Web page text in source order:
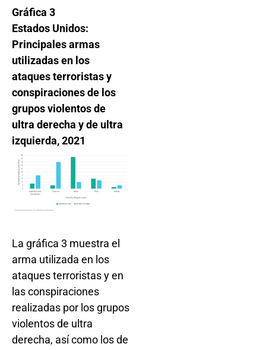
Gráfica 3
Estados Unidos:
Principales armas
utilizadas en los
ataques terroristas y
conspiraciones de los
grupos violentos de
ultra derecha y de ultra
izquierda, 2021
La gráfica 3 muestra el
arma utilizada en los
ataques terroristas y en
las conspiraciones
realizadas por los grupos
violentos de ultra
derecha, así como los de